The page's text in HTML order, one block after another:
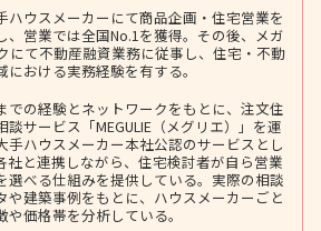
ハウスメーカーにて商品企画・住宅営業を
、営業では全国No.1を獲得。その後、メガ
にて不動産融資業務に従事し、住宅・不動
における実務経験を有する。
での経験とネットワークをもとに、注文住
談サービス「MEGULIE（メグリエ）」を運
手ハウスメーカー本社公認のサービスとし
社と連携しながら、住宅検討者が自ら営業
選べる仕組みを提供している。実際の相談
や建築事例をもとに、ハウスメーカーごと
や価格帯を分析している。